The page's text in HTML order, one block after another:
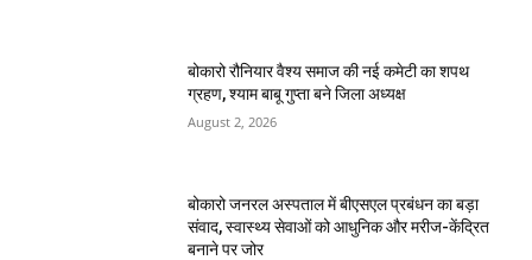
बोकारो रौनियार वैश्य समाज की नई कमेटी का शपथ
ग्रहण, श्याम बाबू गुप्ता बने जिला अध्यक्ष
August 2, 2026
बोकारो जनरल अस्पताल में बीएसएल प्रबंधन का बड़ा
संवाद, स्वास्थ्य सेवाओं को आधुनिक और मरीज-केंद्रित
बनाने पर जोर